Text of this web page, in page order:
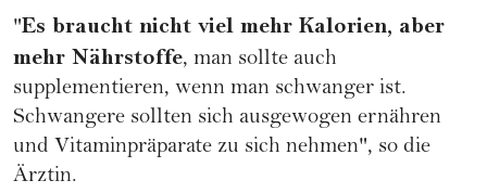
"Es braucht nicht viel mehr Kalorien, aber
mehr Nährstoffe, man sollte auch
supplementieren, wenn man schwanger ist.
Schwangere sollten sich ausgewogen ernähren
und Vitaminpräparate zu sich nehmen", so die
Ärztin.